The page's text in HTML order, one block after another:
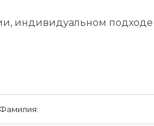
индивидуальном подходе
Фамилия: